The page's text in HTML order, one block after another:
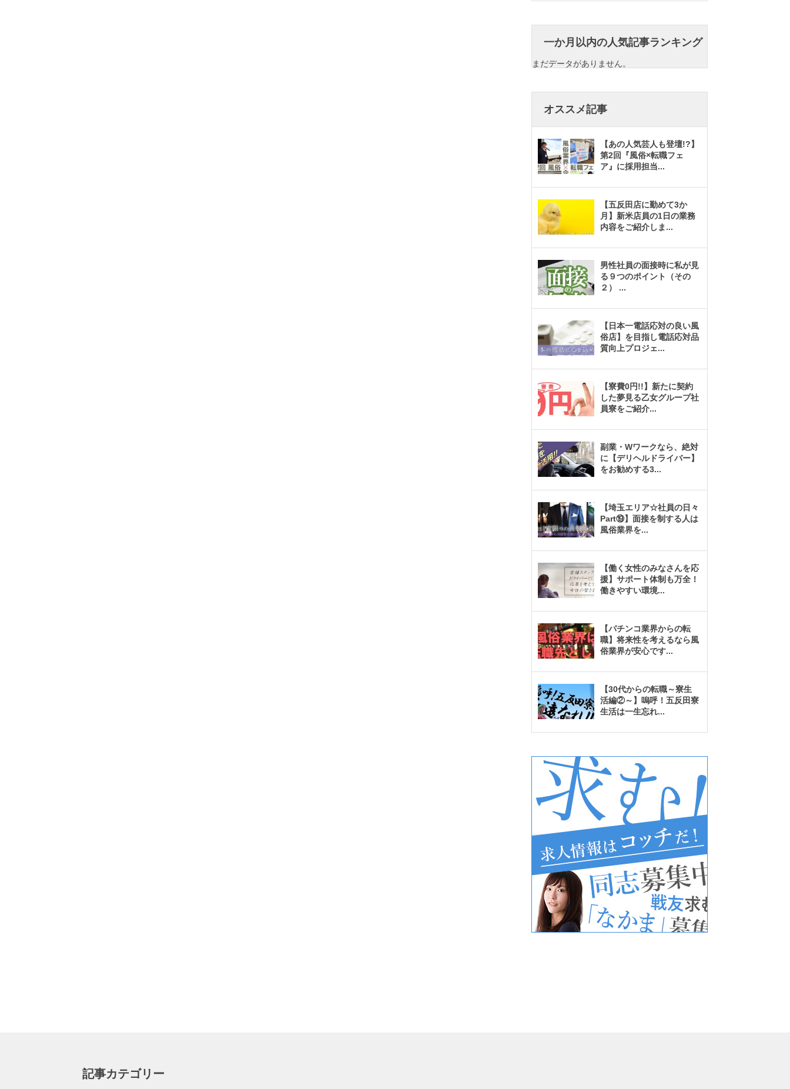
一か月以内の人気記事ランキング
まだデータがありません。
オススメ記事
【あの人気芸人も登壇!?】
第2回『風俗×転職フェ
ア』に採用担当...
【五反田店に勤めて3か
月】新米店員の1日の業務
内容をご紹介しま ...
男性社員の面接時に私が見
る９つのポイント（その
２） ...
【日本一電話応対の良い風
俗店】を目指し電話応対品
質向上プロジェ...
【寮費0円!!】新たに契約
した夢見る乙女グループ社
員寮をご紹介...
副業・Wワークなら、絶対
に【デリヘルドライバー】
をお勧めする3...
【埼玉エリア☆社員の日々
Part⑲】面接を制する人は
風俗業界を...
【働く女性のみなさんを応
援】サポート体制も万全！
働きやすい環境...
【パチンコ業界からの転
職】将来性を考えるなら風
俗業界が安心です...
【30代からの転職～寮生
活編②～】嗚呼！五反田寮
生活は一生忘れ...
記事カテゴリー